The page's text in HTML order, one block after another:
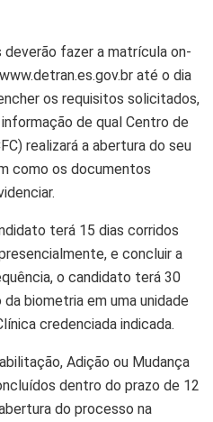
fazer a matrícula on-
até o dia
os requisitos solicitados,
de qual Centro de
realizará a abertura do seu
como os documentos
terá 15 dias corridos
e concluir a
o candidato terá 30
biometria em uma unidade
credenciada indicada.
Adição ou Mudança
dentro do prazo de 12
do processo na